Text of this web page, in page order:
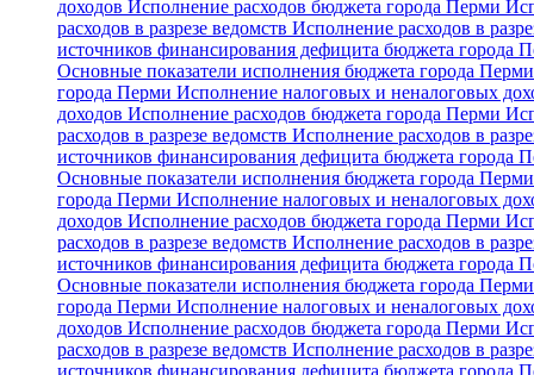
доходов Исполнение расходов бюджета города Перми
расходов в разрезе ведомств Исполнение расходов в
источников финансирования дефицита бюджета города
Основные показатели исполнения бюджета города
города Перми Исполнение налоговых и неналоговых
доходов Исполнение расходов бюджета города Перми
расходов в разрезе ведомств Исполнение расходов в
источников финансирования дефицита бюджета города
Основные показатели исполнения бюджета города
города Перми Исполнение налоговых и неналоговых
доходов Исполнение расходов бюджета города Перми
расходов в разрезе ведомств Исполнение расходов в
источников финансирования дефицита бюджета города
Основные показатели исполнения бюджета города
города Перми Исполнение налоговых и неналоговых
доходов Исполнение расходов бюджета города Перми
расходов в разрезе ведомств Исполнение расходов в
источников финансирования дефицита бюджета города